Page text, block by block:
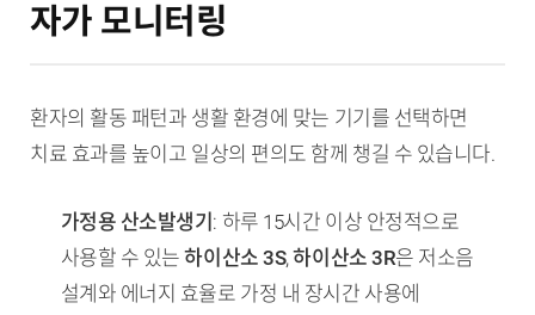
자가 모니터링
환자의 활동 패턴과 생활 환경에 맞는 기기를 선택하면
치료 효과를 높이고 일상의 편의도 함께 챙길 수 있습니다.
가정용 산소발생기 : 하루 15시간 이상 안정적으로
사용할 수 있는하이산소 3S,하이산소 3R은 저소음
설계와 에너지 효율로 가정 내 장시간 사용에